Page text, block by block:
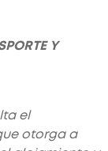
Y
el
otorga a